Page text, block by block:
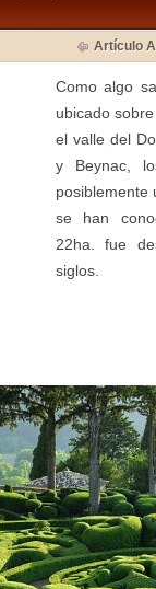
Artículo
Como algo
ubicado
el valle del
y Beynac,
posiblemente
se han
22ha. fue
siglos.